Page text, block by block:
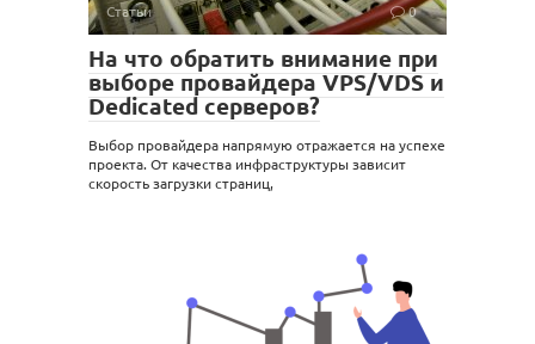
Статьи 0
На что обратить внимание при
выборе провайдера VPS/VDS и
Dedicated серверов?
Выбор провайдера напрямую отражается на успехе
проекта. От качества инфраструктуры зависит
скорость загрузки страниц,